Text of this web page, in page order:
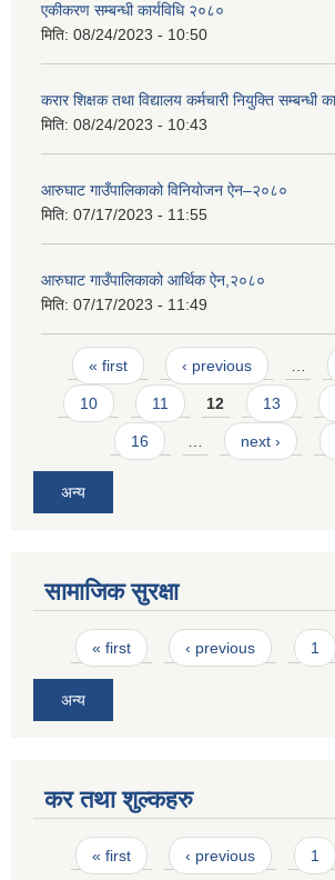
एकीकरण सम्बन्धी कार्यविधि २०८०
मिति: 08/24/2023 - 10:50
करार शिक्षक तथा विद्यालय कर्मचारी नियुक्ति सम्बन्धी
मिति: 08/24/2023 - 10:43
आरुघाट गाउँपालिकाको विनियोजन ऐन–२०८०
मिति: 07/17/2023 - 11:55
आरुघाट गाउँपालिकाको आर्थिक ऐन,२०८०
मिति: 07/17/2023 - 11:49
Pages
« first ‹ previous
10 11 12 13
16 next ›
अन्य
सामाजिक सुरक्षा
Pages
« first ‹ previous 1
अन्य
कर तथा शुल्कहरु
Pages
« first ‹ previous 1